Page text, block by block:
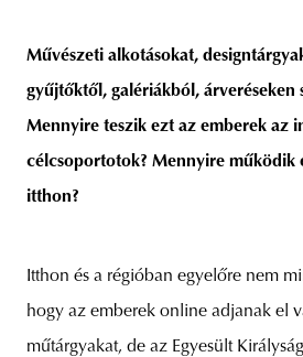
Művészeti alkotásokat,
gyűjtőktől, galériákból, árveréseken
Mennyire teszik ezt az emberek az
célcsoportotok? Mennyire működik
itthon?
Itthon és a régióban egyelőre nem
hogy az emberek online adjanak el
műtárgyakat, de az Egyesült